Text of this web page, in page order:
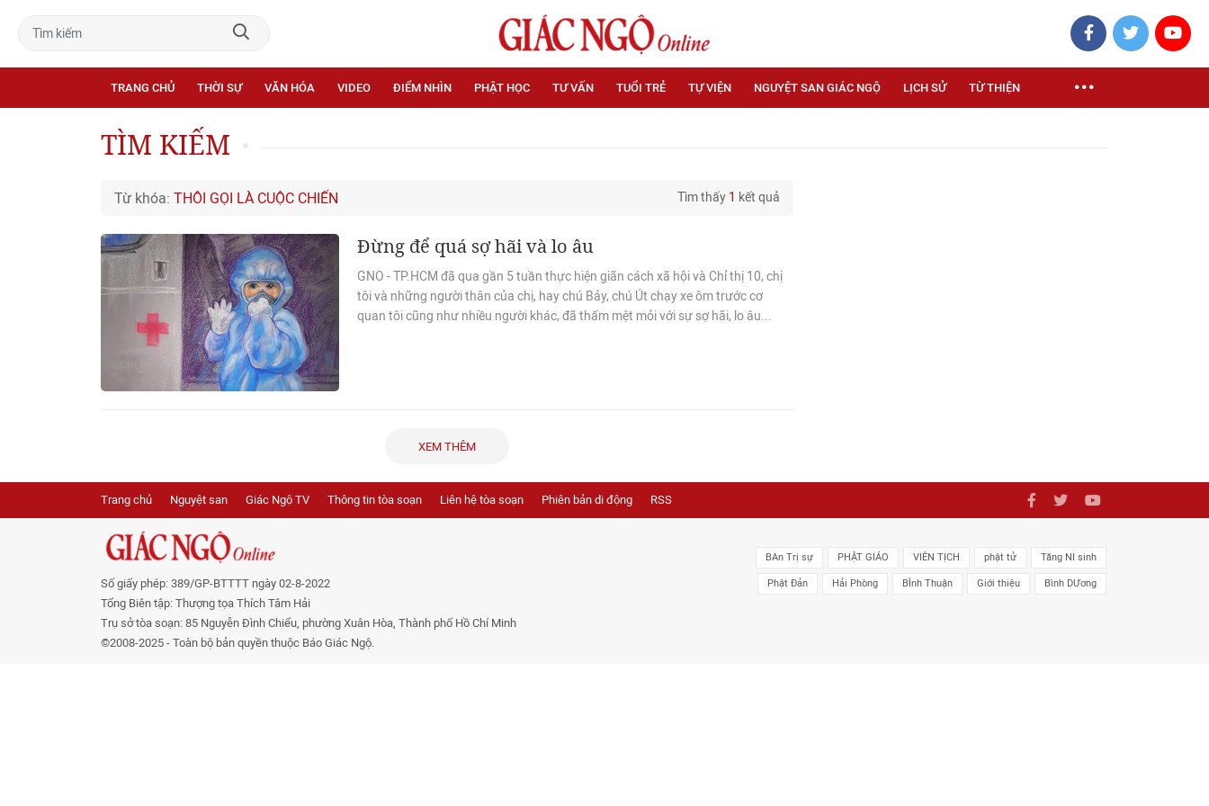
TRANG CHỦ THỜI SỰ VĂN HÓA VIDEO ĐIỂM NHÌN PHẬT HỌC TƯ VẤN TUỔI TRẺ TỰ VIỆN NGUYỆT SAN GIÁC NGỘ LỊCH SỬ TỪ THIỆN
TÌM KIẾM
Từ khóa: THÔI GỌI LÀ CUỘC CHIẾN Tìm thấy 1 kết quả
Đừng để quá sợ hãi và lo âu
GNO - TP.HCM đã qua gần 5 tuần thực hiện giãn cách xã hội và Chỉ thị 10, chị
tôi và những người thân của chị, hay chú Bảy, chú Út chạy xe ôm trước cơ
quan tôi cũng như nhiều người khác, đã thấm mệt mỏi với sự sợ hãi, lo âu...
XEM THÊM
Trang chủ Nguyệt san Giác Ngộ TV Thông tin tòa soạn Liên hệ tòa soạn Phiên bản di động RSS
Số giấy phép: 389/GP-BTTTT ngày 02-8-2022
Tổng Biên tập: Thượng tọa Thích Tâm Hải
Trụ sở tòa soạn: 85 Nguyễn Đình Chiểu, phường Xuân Hòa, Thành phố Hồ Chí Minh
©2008-2025 - Toàn bộ bản quyền thuộc Báo Giác Ngộ.
BAn Trị sự PHẬT GIÁO VIÊN TỊCH phật tử Tăng NI sinh
Phật Đản Hải Phòng BÌnh Thuận Giới thiệu Bình DƯơng